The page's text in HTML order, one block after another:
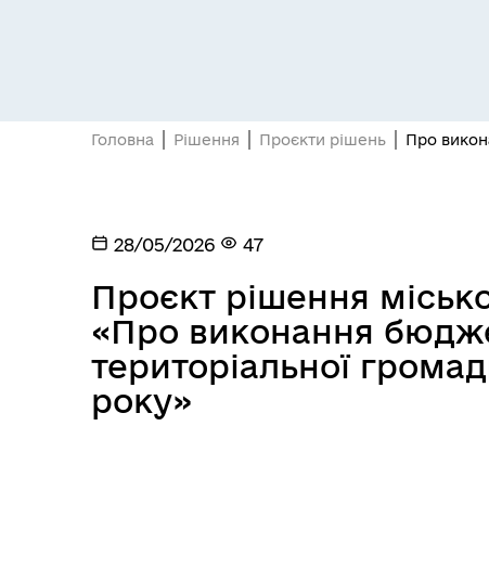
Головна Рішення Проєкти рішень Про
28/05/2026 47
Проєкт рішення
«Про виконання
територіальної
року»